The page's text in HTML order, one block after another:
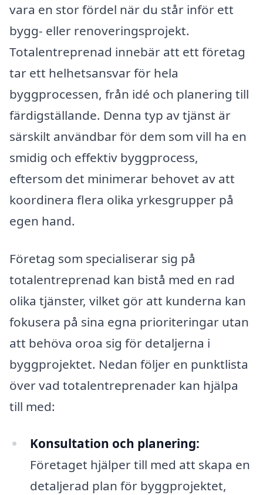
vara en stor fördel när du står inför ett
bygg- eller renoveringsprojekt.
Totalentreprenad innebär att ett företag
tar ett helhetsansvar för hela
byggprocessen, från idé och planering till
färdigställande. Denna typ av tjänst är
särskilt användbar för dem som vill ha en
smidig och effektiv byggprocess,
eftersom det minimerar behovet av att
koordinera flera olika yrkesgrupper på
egen hand.
Företag som specialiserar sig på
totalentreprenad kan bistå med en rad
olika tjänster, vilket gör att kunderna kan
fokusera på sina egna prioriteringar utan
att behöva oroa sig för detaljerna i
byggprojektet. Nedan följer en punktlista
över vad totalentreprenader kan hjälpa
till med:
Konsultation och planering:
Företaget hjälper till med att skapa en
detaljerad plan för byggprojektet,